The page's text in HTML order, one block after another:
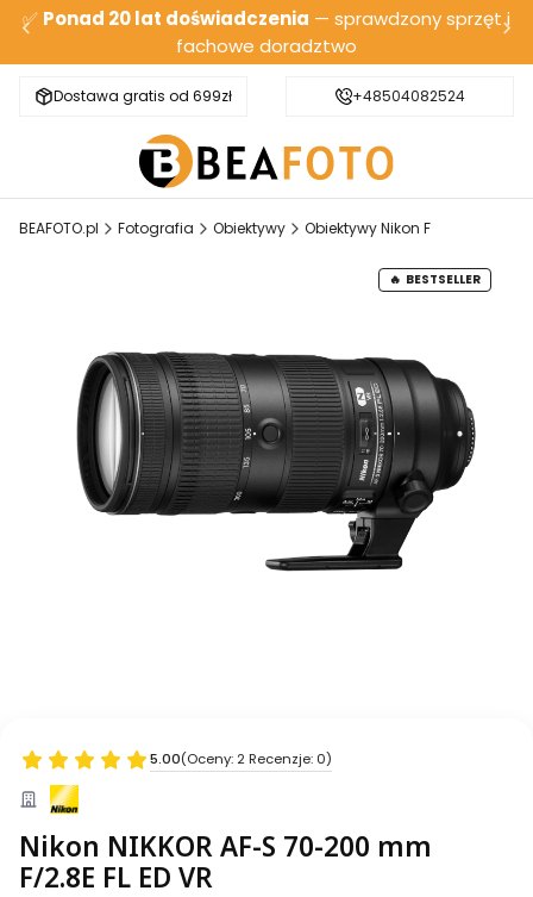
✅ Ponad 20 lat doświadczenia — sprawdzony sprzęt i
fachowe doradztwo
Dostawa gratis od 699zł Bezpieczna wysyłka
+48504082524
BEAFOTO.pl Fotografia Obiektywy Obiektywy Nikon F
BESTSELLER
5.00(Oceny: 2 Recenzje: 0)
Nikon NIKKOR AF-S 70-200 mm
F/2.8E FL ED VR